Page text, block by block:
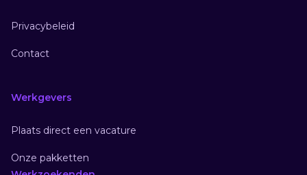
Privacybeleid
Contact
Werkgevers
Plaats direct een vacature
Onze pakketten